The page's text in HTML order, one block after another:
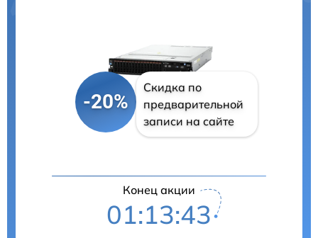
-20%
Скидка по
предварительной
записи на сайте
Конец акции
01:13:41